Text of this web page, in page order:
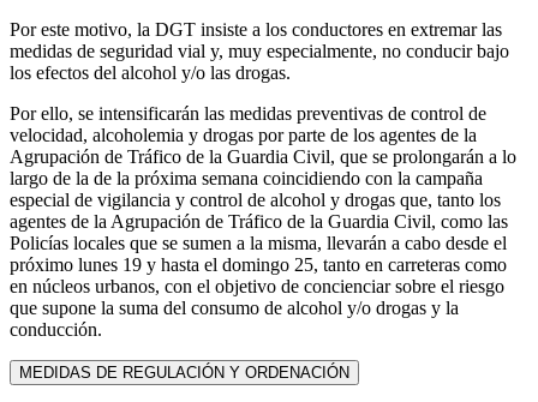
Por este motivo, la DGT insiste a los conductores en extremar las
medidas de seguridad vial y, muy especialmente, no conducir bajo
los efectos del alcohol y/o las drogas.
Por ello, se intensificarán las medidas preventivas de control de
velocidad, alcoholemia y drogas por parte de los agentes de la
Agrupación de Tráfico de la Guardia Civil, que se prolongarán a lo
largo de la de la próxima semana coincidiendo con la campaña
especial de vigilancia y control de alcohol y drogas que, tanto los
agentes de la Agrupación de Tráfico de la Guardia Civil, como las
Policías locales que se sumen a la misma, llevarán a cabo desde el
próximo lunes 19 y hasta el domingo 25, tanto en carreteras como
en núcleos urbanos, con el objetivo de concienciar sobre el riesgo
que supone la suma del consumo de alcohol y/o drogas y la
conducción.
MEDIDAS DE REGULACIÓN Y ORDENACIÓN